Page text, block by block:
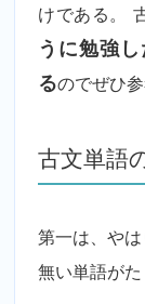
けである。
うに勉強
るのでぜひ
古文単語
第一は、や
無い単語がた